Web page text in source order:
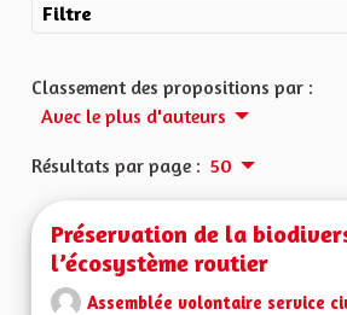
Filtre
Classement des propositions par :
Avec le plus d'auteurs
Résultats par page : 50
Préservation de la
l’écosystème routier
Assemblée volontaire service